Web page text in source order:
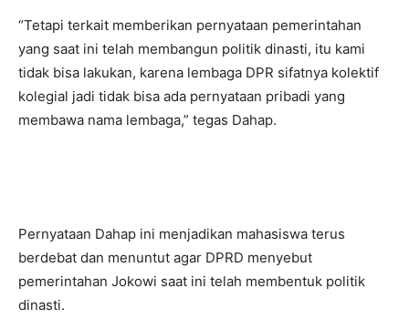
“Tetapi terkait memberikan pernyataan pemerintahan
yang saat ini telah membangun politik dinasti, itu kami
tidak bisa lakukan, karena lembaga DPR sifatnya kolektif
kolegial jadi tidak bisa ada pernyataan pribadi yang
membawa nama lembaga,” tegas Dahap.
Pernyataan Dahap ini menjadikan mahasiswa terus
berdebat dan menuntut agar DPRD menyebut
pemerintahan Jokowi saat ini telah membentuk politik
dinasti.